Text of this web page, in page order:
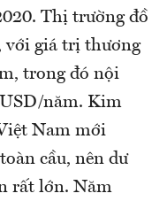
Thị trường đồ
với giá trị thương
trong đó nội
năm. Kim
Nam mới
cầu, nên dư
rất lớn. Năm